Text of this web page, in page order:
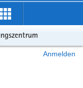
Anmelden